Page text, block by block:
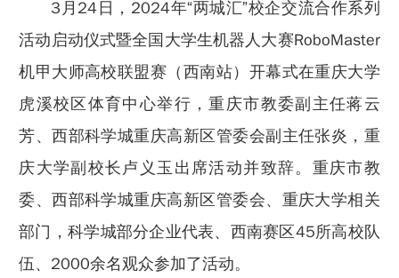
3月24日，2024年“两城汇”校企交流合作系列
活动启动仪式暨全国大学生机器人大赛RoboMaster
机甲大师高校联盟赛（西南站）开幕式在重庆大学
虎溪校区体育中心举行，重庆市教委副主任蒋云
芳、西部科学城重庆高新区管委会副主任张炎，重
庆大学副校长卢义玉出席活动并致辞。重庆市教
委、西部科学城重庆高新区管委会、重庆大学相关
部门，科学城部分企业代表、西南赛区45所高校队
伍、2000余名观众参加了活动。